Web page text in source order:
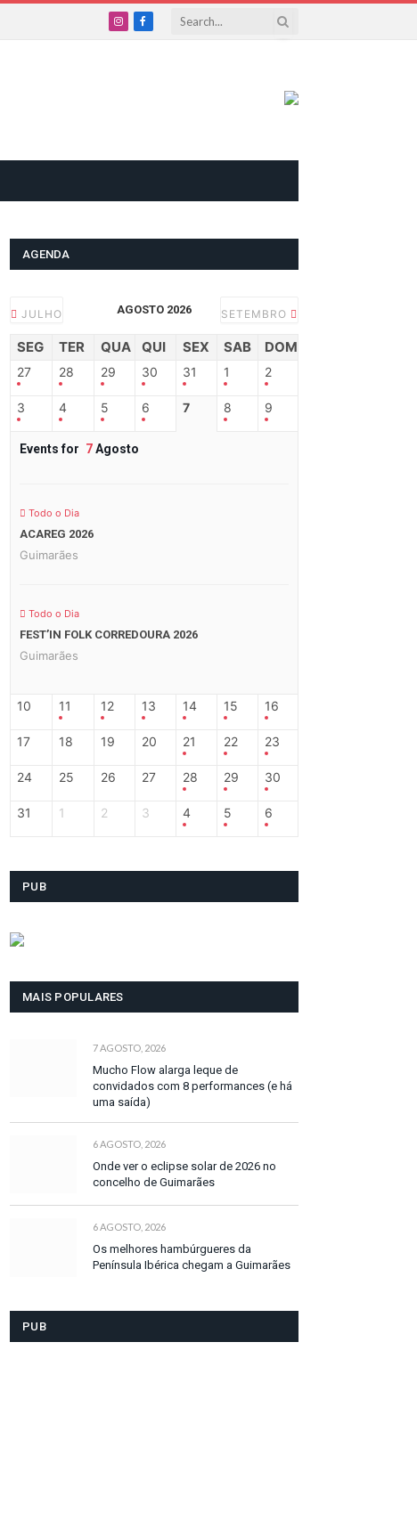
InstagramFacebook
AGENDA
JULHO AGOSTO 2026 SETEMBRO
SEG TER QUA QUI SEX SAB DOM
27 28 29 30 31 1 2
3 4 5 6 7 8 9
Events for 7Agosto
Todo o Dia
ACAREG 2026
Guimarães
Todo o Dia
FEST’IN FOLK CORREDOURA 2026
Guimarães
10 11 12 13 14 15 16
17 18 19 20 21 22 23
24 25 26 27 28 29 30
31 1 2 3 4 5 6
PUB
MAIS POPULARES
7 AGOSTO, 2026
Mucho Flow alarga leque de
convidados com 8 performances (e há
uma saída)
6 AGOSTO, 2026
Onde ver o eclipse solar de 2026 no
concelho de Guimarães
6 AGOSTO, 2026
Os melhores hambúrgueres da
Península Ibérica chegam a Guimarães
PUB